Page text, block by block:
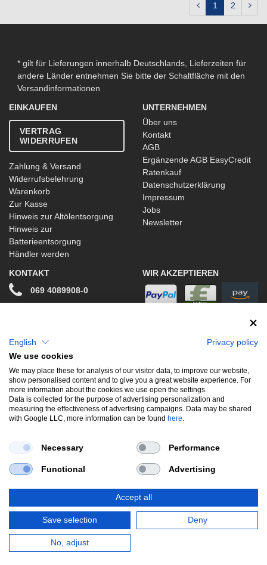
1 2
* gilt für Lieferungen innerhalb Deutschlands, Lieferzeiten für
andere Länder entnehmen Sie bitte der Schaltfläche mit den
Versandinformationen
EINKAUFEN
VERTRAG
WIDERRUFEN
Zahlung & Versand
Widerrufsbelehrung
Warenkorb
Zur Kasse
Hinweis zur Altölentsorgung
Hinweis zur
Batterieentsorgung
Händler werden
UNTERNEHMEN
Über uns
Kontakt
AGB
Ergänzende AGB EasyCredit
Ratenkauf
Datenschutzerklärung
Impressum
Jobs
Newsletter
KONTAKT
069 4089908-0
Facebook
Instagram
WIR AKZEPTIEREN
UNSERE BELIEBTESTEN PRODUKTE
Gewindefahrwerke
Auspuffklappen
Endschalldämpfer Bremsscheiben Carbon Style & Aerodynamik
*Alle Preise verstehen sich inkl. MwSt. zzgl.Versandkosten. Versandkostenfrei
innerhalb deutschlands. zzgl. Versandkosten.
English
Privacy policy
We use cookies
We may place these for analysis of our visitor data, to improve our website,
show personalised content and to give you a great website experience. For
more information about the cookies we use open the settings.
Data is collected for the purpose of advertising personalization and
measuring the effectiveness of advertising campaigns. Data may be shared
with Google LLC, more information can be found here.
Necessary Performance
Functional Advertising
Accept all
Save selection Deny
No, adjust